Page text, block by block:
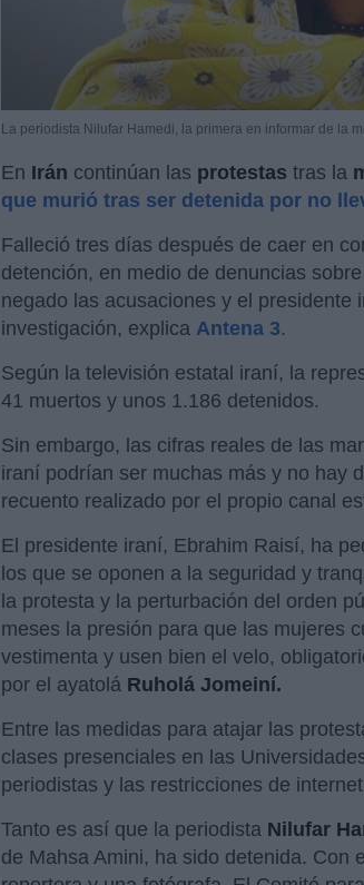
La periodista Nilufar Hamedi, la primera en informar de la
En Irán continúan las protestas tras la
que murió tras ser detenida por no
Falleció tres días después de caer en
detención, en medio de denuncias
negado las acusaciones y el presidente
investigación, explica Antena 3.
Según la televisión estatal iraní, la
41 muertos y unos 1.186 detenidos.
Sin embargo, las cifras reales de las
iraní podrían ser muchas más y no hay
recuento realizado por el propio canal
El presidente iraní, Ebrahim Raisí, ha
los que se oponen a la seguridad y
la protesta y la perturbación del orden
meses la presión para que las mujeres
vestimenta y usen bien el velo,
por el ayatolá Ruholá Jomeiní.
Entre las medidas para atajar las
clases presenciales en las
periodistas y las restricciones de
Tanto es así que la periodista Nilufar
de Mahsa Amini, ha sido detenida. Con